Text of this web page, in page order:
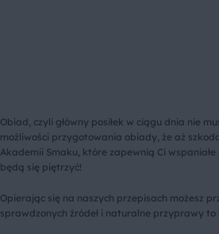
Obiad, czyli główny posiłek w ciągu dnia nie
możliwości przygotowania obiady, że aż
Akademii Smaku, które zapewnią Ci
będą się piętrzyć!
Opierając się na naszych przepisach możesz
sprawdzonych źródeł i naturalne przyprawy